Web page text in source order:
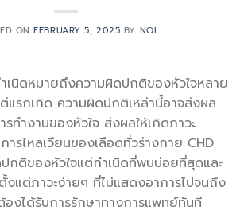
ONFEBRUARY 5, 2025 BY NOI
เนิดหมายถึงความผิดปกติของหัวใจหลาย
แรกเกิด ความผิดปกติเหล่านี้อาจส่งผล
รทำงานของหัวใจ ส่งผลให้เกิดภาวะ
ารไหลเวียนของเลือดทั่วร่างกาย CHD
กติของหัวใจแต่กำเนิดที่พบบ่อยที่สุดและ
แต่ภาวะง่ายๆ ที่ไม่แสดงอาการไปจนถึง
งได้รับการรักษาทางการแพทย์ทันที